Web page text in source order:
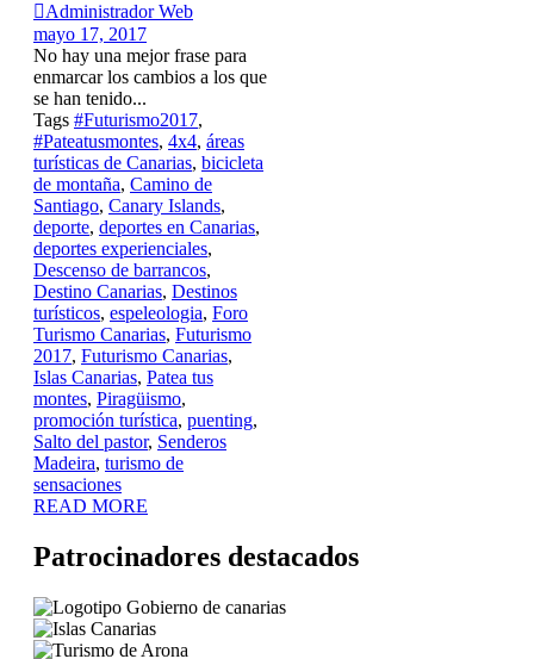
Administrador Web
mayo 17, 2017
No hay una mejor frase para
enmarcar los cambios a los que
se han tenido...
Tags #Futurismo2017,
#Pateatusmontes, 4x4, áreas
turísticas de Canarias, bicicleta
de montaña, Camino de
Santiago, Canary Islands,
deporte, deportes en Canarias,
deportes experienciales,
Descenso de barrancos,
Destino Canarias, Destinos
turísticos, espeleologia, Foro
Turismo Canarias, Futurismo
2017, Futurismo Canarias,
Islas Canarias, Patea tus
montes, Piragüismo,
promoción turística, puenting,
Salto del pastor, Senderos
Madeira, turismo de
sensaciones
READ MORE
Patrocinadores destacados